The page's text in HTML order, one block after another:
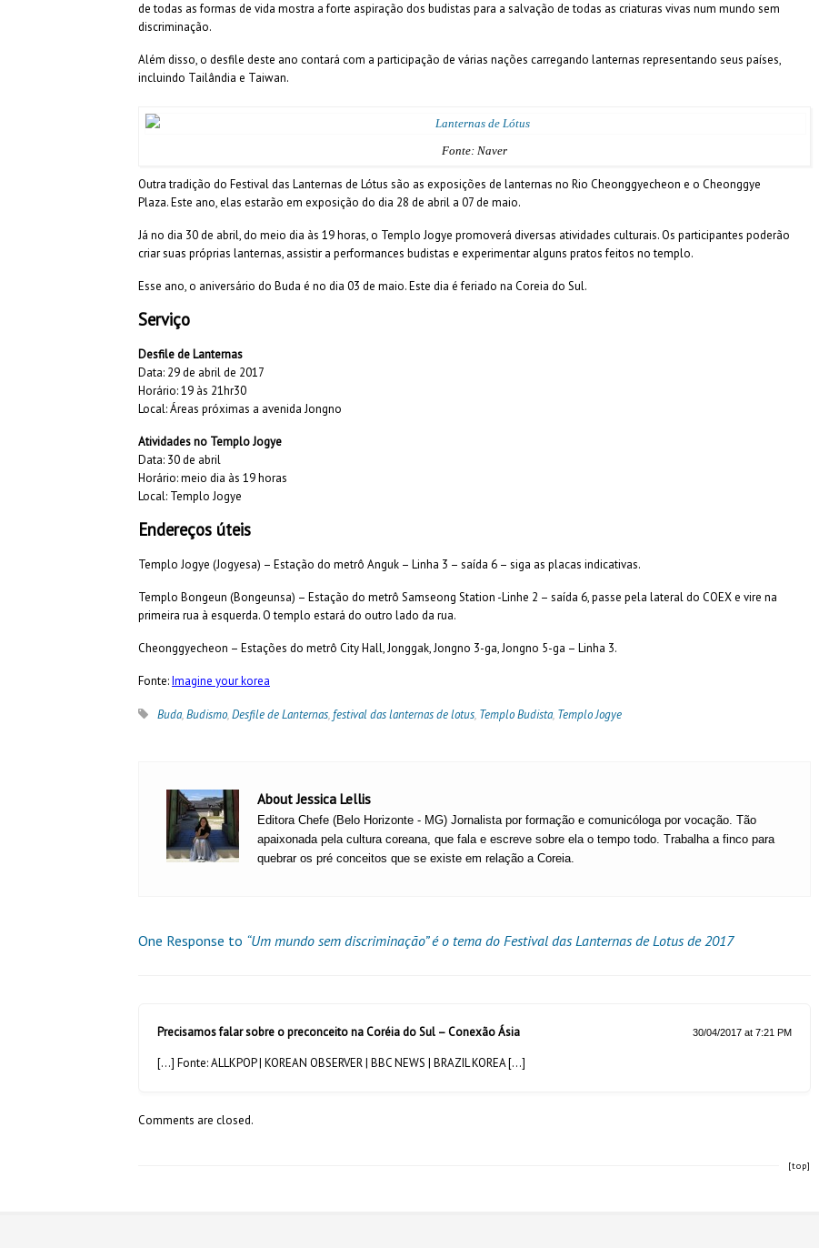
de todas as formas de vida mostra a forte aspiração dos budistas para a salvação de todas as criaturas vivas num mundo sem
discriminação.
Além disso, o desfile deste ano contará com a participação de várias nações carregando lanternas representando seus países,
incluindo Tailândia e Taiwan.
Fonte: Naver
Outra tradição do Festival das Lanternas de Lótus são as exposições de lanternas no Rio Cheonggyecheon e o Cheonggye
Plaza. Este ano, elas estarão em exposição do dia 28 de abril a 07 de maio.
Já no dia 30 de abril, do meio dia às 19 horas, o Templo Jogye promoverá diversas atividades culturais. Os participantes poderão
criar suas próprias lanternas, assistir a performances budistas e experimentar alguns pratos feitos no templo.
Esse ano, o aniversário do Buda é no dia 03 de maio. Este dia é feriado na Coreia do Sul.
Serviço
Desfile de Lanternas
Data: 29 de abril de 2017
Horário: 19 às 21hr30
Local: Áreas próximas a avenida Jongno
Atividades no Templo Jogye
Data: 30 de abril
Horário: meio dia às 19 horas
Local: Templo Jogye
Endereços úteis
Templo Jogye (Jogyesa) – Estação do metrô Anguk – Linha 3 – saída 6 – siga as placas indicativas.
Templo Bongeun (Bongeunsa) – Estação do metrô Samseong Station -Linhe 2 – saída 6, passe pela lateral do COEX e vire na
primeira rua à esquerda. O templo estará do outro lado da rua.
Cheonggyecheon – Estações do metrô City Hall, Jonggak, Jongno 3-ga, Jongno 5-ga – Linha 3.
Fonte:Imagine your korea
Buda,Budismo,Desfile de Lanternas, festival das lanternas de lotus, Templo Budista, Templo Jogye
About Jessica Lellis
Editora Chefe (Belo Horizonte - MG) Jornalista por formação e comunicóloga por vocação. Tão
apaixonada pela cultura coreana, que fala e escreve sobre ela o tempo todo. Trabalha a finco para
quebrar os pré conceitos que se existe em relação a Coreia.
One Response to “Um mundo sem discriminação” é o tema do Festival das Lanternas de Lotus de 2017
Precisamos falar sobre o preconceito na Coréia do Sul – Conexão Ásia 30/04/2017 at 7:21 PM
[…] Fonte: ALLKPOP | KOREAN OBSERVER | BBC NEWS | BRAZIL KOREA […]
Comments are closed.
[top]